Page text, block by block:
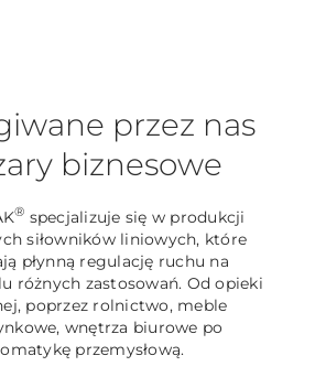
przez nas
biznesowe
® specjalizuje się w produkcji
siłowników liniowych, które
płynną regulację ruchu na
różnych zastosowań. Od opieki
poprzez rolnictwo, meble
wnętrza biurowe po
przemysłową.